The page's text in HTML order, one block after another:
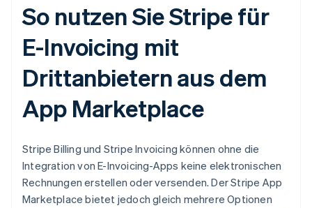
So nutzen Sie Stripe für
E-Invoicing mit
Drittanbietern aus dem
App Marketplace
Stripe Billing und Stripe Invoicing können ohne die
Integration von E-Invoicing-Apps keine elektronischen
Rechnungen erstellen oder versenden. Der Stripe App
Marketplace bietet jedoch gleich mehrere Optionen